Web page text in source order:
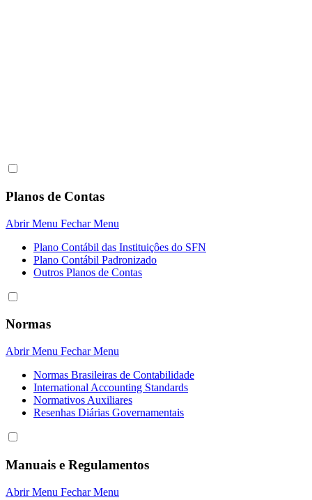
Planos de Contas
Abrir Menu Fechar Menu
Plano Contábil das Instituiçôes do SFN
Plano Contábil Padronizado
Outros Planos de Contas
Normas
Abrir Menu Fechar Menu
Normas Brasileiras de Contabilidade
International Accounting Standards
Normativos Auxiliares
Resenhas Diárias Governamentais
Manuais e Regulamentos
Abrir Menu Fechar Menu